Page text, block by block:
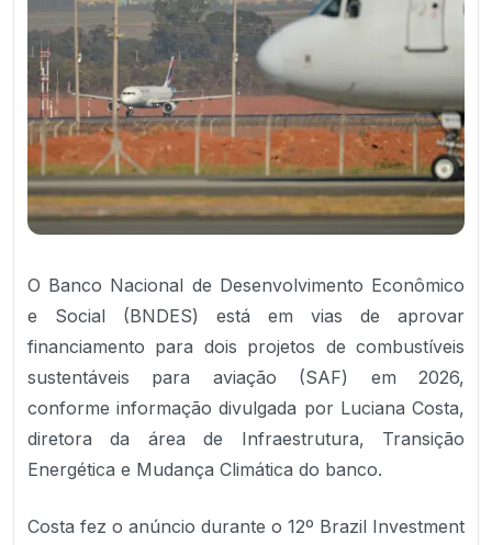
O Banco Nacional de Desenvolvimento Econômico
e Social (BNDES) está em vias de aprovar
financiamento para dois projetos de combustíveis
sustentáveis para aviação (SAF) em 2026,
conforme informação divulgada por Luciana Costa,
diretora da área de Infraestrutura, Transição
Energética e Mudança Climática do banco.
Costa fez o anúncio durante o 12º Brazil Investment